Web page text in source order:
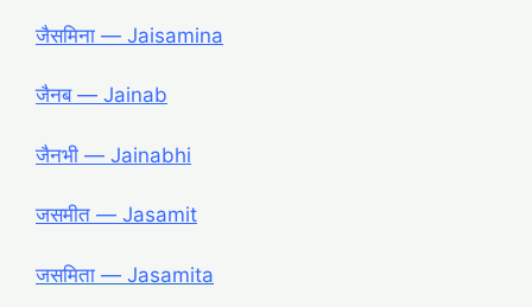
जैसमिना ― Jaisamina
जैनब ― Jainab
जैनभी ― Jainabhi
जसमीत ― Jasamit
जसमिता ― Jasamita